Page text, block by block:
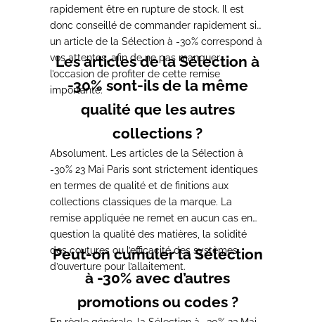
rapidement être en rupture de stock. Il est
donc conseillé de commander rapidement si
un article de la Sélection à -30% correspond à
vos attentes, afin de ne pas manquer
l’occasion de profiter de cette remise
importante.
Les articles de la Sélection à
-30% sont-ils de la même
qualité que les autres
collections ?
Absolument. Les articles de la Sélection à
-30% 23 Mai Paris sont strictement identiques
en termes de qualité et de finitions aux
collections classiques de la marque. La
remise appliquée ne remet en aucun cas en
question la qualité des matières, la solidité
des coutures ou l’efficacité des systèmes
d’ouverture pour l’allaitement.
Peut-on cumuler la Sélection
à -30% avec d’autres
promotions ou codes ?